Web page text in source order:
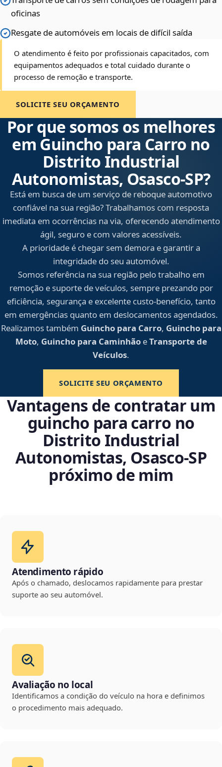
oficinas
Resgate de automóveis em locais de difícil saída
O atendimento é feito por profissionais capacitados, com
equipamentos adequados e total cuidado durante o
processo de remoção e transporte.
SOLICITE SEU ORÇAMENTO
Por que somos os melhores
em Guincho para Carro no
Distrito Industrial
Autonomistas, Osasco‑SP?
Está em busca de um serviço de reboque automotivo
confiável na sua região? Trabalhamos com resposta
imediata em ocorrências na via, oferecendo atendimento
ágil, seguro e com valores acessíveis.
A prioridade é chegar sem demora e garantir a
integridade do seu automóvel.
Somos referência na sua região pelo trabalho em
remoção e suporte de veículos, sempre prezando por
eficiência, segurança e excelente custo-benefício, tanto
em emergências quanto em deslocamentos agendados.
Realizamos também Guincho para Carro, Guincho para
Moto, Guincho para CaminhãoeTransporte de
Veículos.
SOLICITE SEU ORÇAMENTO
Vantagens de contratar um
guincho para carro no
Distrito Industrial
Autonomistas, Osasco‑SP
próximo de mim
Atendimento rápido
Após o chamado, deslocamos rapidamente para prestar
suporte ao seu automóvel.
Avaliação no local
Identificamos a condição do veículo na hora e definimos
o procedimento mais adequado.